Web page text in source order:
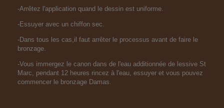
-Arrêtez l'application quand le dessin est uniforme.
-Essuyer avec un chiffon sec.
-Dans tous les cas,il faut arrêter le processus avant de faire le
bronzage.
-Vous immergez le canon dans de l'eau additionnée de lessive St
Marc, pendant 12 heures rincez à l'eau, essuyer et vous pouvez
commencer le bronzage Damas.